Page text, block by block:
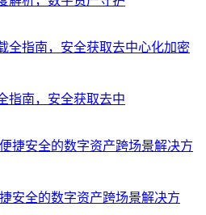
指南，安全获取去中
安全的数字资产跨场景解决方